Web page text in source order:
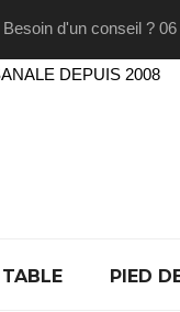
Besoin d'un conseil ?
TABLE PIED
DEPUIS 2008